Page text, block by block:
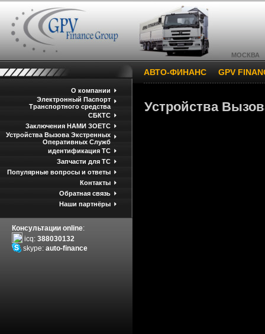
МОСКВА
О компании
Электронный Паспорт
Транспортного средства
СБКТС
Заключения НАМИ ЗОЕТС
Устройства Вызова Экстренных
Оперативных Служб
идентификация ТС
Запчасти для ТС
Популярные вопросы и ответы
Контакты
Обратная связь
Наши партнёры
Консультации online:
icq: 388030132
skype: auto-finance
АВТО-ФИНАНС GPV
Устройства